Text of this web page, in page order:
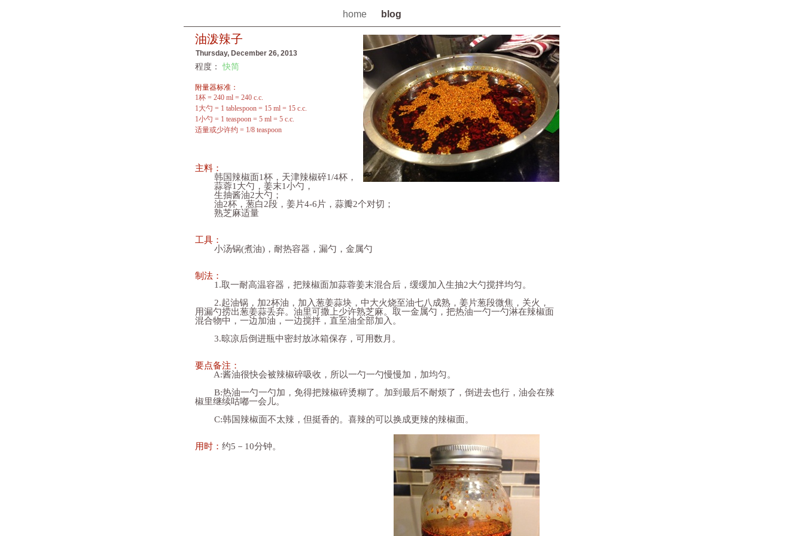
home blog
油泼辣子
主料：
韩国辣椒面1杯，天津辣椒碎1/4杯，
蒜蓉1大勺，姜末1小勺，
生抽酱油2大勺；
油2杯，葱白2段，姜片4-6片，蒜瓣2个对切；
熟芝麻适量
工具：
小汤锅(煮油)，耐热容器，漏勺，金属勺
制法：
1.取一耐高温容器，把辣椒面加蒜蓉姜末混合后，缓缓加入生抽2大勺搅拌均匀。
2.起油锅，加2杯油，加入葱姜蒜块，中大火烧至油七八成熟，姜片葱段微焦，关火，
用漏勺捞出葱姜蒜丢弃。油里可撒上少许熟芝麻。取一金属勺，把热油一勺一勺淋在辣椒面
混合物中，一边加油，一边搅拌，直至油全部加入。
3.晾凉后倒进瓶中密封放冰箱保存，可用数月。
要点备注：
A:酱油很快会被辣椒碎吸收，所以一勺一勺慢慢加，加均匀。
B:热油一勺一勺加，免得把辣椒碎烫糊了。加到最后不耐烦了，倒进去也行，油会在辣
椒里继续咕嘟一会儿。
C:韩国辣椒面不太辣，但挺香的。喜辣的可以换成更辣的辣椒面。
用时： 约5－10分钟。
Thursday, December 26, 2013
附量器标准：
1杯 = 240 ml = 240 c.c.
1大勺 = 1 tablespoon = 15 ml = 15 c.c.
1小勺 = 1 teaspoon = 5 ml = 5 c.c.
适量或少许约 = 1/8 teaspoon
程度： 快简